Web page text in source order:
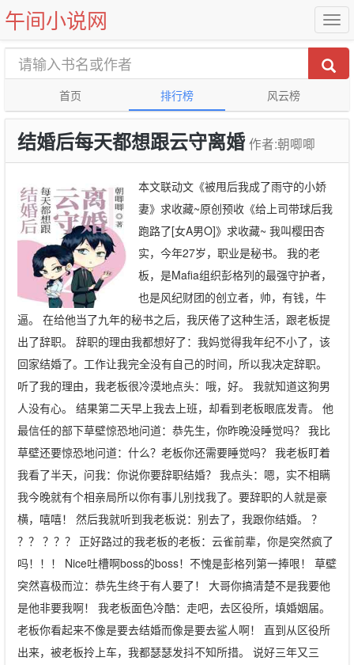
午间小说网
首页 排行榜 风云榜
结婚后每天都想跟云守离婚 作者:朝唧唧
本文联动文《被甩后我成了雨守的小娇
妻》求收藏~原创预收《给上司带球后我
跑路了[女A男O]》求收藏~ 我叫樱田杏
实，今年27岁，职业是秘书。 我的老
板，是Mafia组织彭格列的最强守护者，
也是风纪财团的创立者，帅，有钱，牛
逼。 在给他当了九年的秘书之后，我厌倦了这种生活，跟老板提
出了辞职。 辞职的理由我都想好了：我妈觉得我年纪不小了，该
回家结婚了。工作让我完全没有自己的时间，所以我决定辞职。
听了我的理由，我老板很冷漠地点头：哦，好。 我就知道这狗男
人没有心。 结果第二天早上我去上班，却看到老板眼底发青。 他
最信任的部下草壁惊恐地问道：恭先生，你昨晚没睡觉吗？ 我比
草壁还要惊恐地问道：什么？老板你还需要睡觉吗？ 我老板盯着
我看了半天，问我：你说你要辞职结婚？ 我点头：嗯，实不相瞒
我今晚就有个相亲局所以你有事儿别找我了。要辞职的人就是豪
横，嘻嘻！ 然后我就听到我老板说：别去了，我跟你结婚。 ？
？？ ？？？ 正好路过的我老板的老板：云雀前辈，你是突然疯了
吗！！！ Nice吐槽啊boss的boss！不愧是彭格列第一捧哏！ 草壁
突然喜极而泣：恭先生终于有人要了！ 大哥你搞清楚不是我要他
是他非要我啊！ 我老板面色冷酷：走吧，去区役所，填婚姻届。
老板你看起来不像是要去结婚而像是要去鲨人啊！ 直到从区役所
出来，被老板拎上车，我都瑟瑟发抖不知所措。 说好三年又三